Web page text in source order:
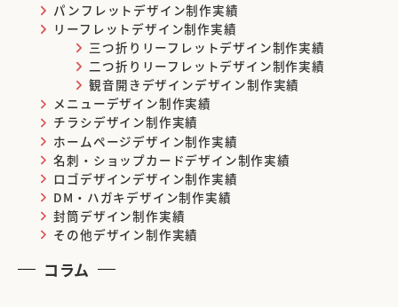
パンフレットデザイン制作実績
リーフレットデザイン制作実績
三つ折りリーフレットデザイン制作実績
二つ折りリーフレットデザイン制作実績
観音開きデザインデザイン制作実績
メニューデザイン制作実績
チラシデザイン制作実績
ホームページデザイン制作実績
名刺・ショップカードデザイン制作実績
ロゴデザインデザイン制作実績
DM・ハガキデザイン制作実績
封筒デザイン制作実績
その他デザイン制作実績
コラム